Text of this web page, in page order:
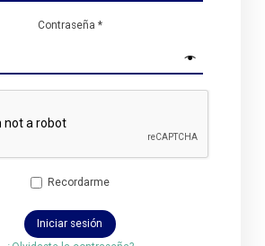
Contraseña *
Recordarme
Iniciar sesión